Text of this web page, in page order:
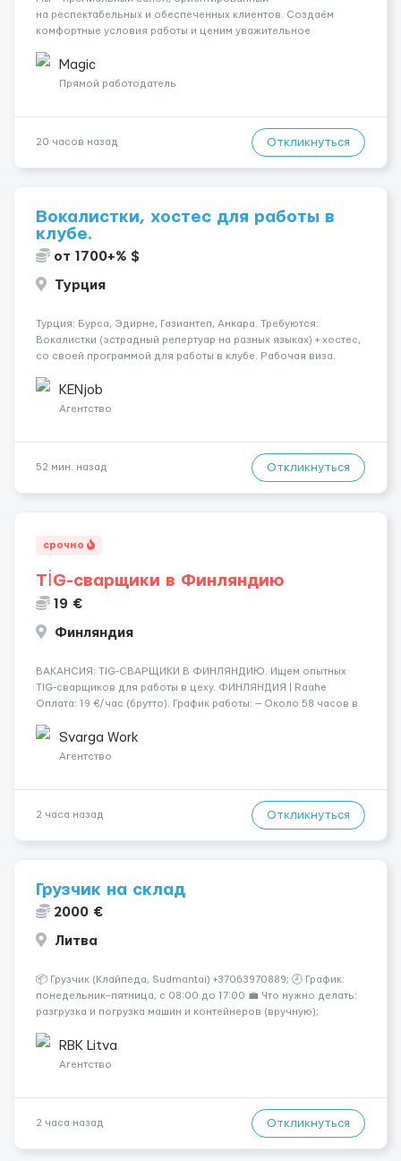
на респектабельных и обеспеченных клиентов. Создаём
комфортные условия работы и ценим уважительное
💎 Высокий доход — от 2000 € в неделю и выше 💎 Честная
сис...
Magic
Прямой работодатель
20 часов назад Откликнуться
Вокалистки, хостес для работы в
клубе.
от 1700+% $
Турция
Турция: Бурса, Эдирне, Газиантеп, Анкара. Требуются:
Вокалистки (эстрадный репертуар на разных языках) + хостеc,
со своей программой для работы в клубе. Рабочая виза.
одного до трех месяцев. Мед. страховка. Высокая зарплат...
KENjob
Агентство
52 мин. назад Откликнуться
срочно
TİG-сварщики в Финляндию
19 €
Финляндия
​​ВАКАНСИЯ: TIG-СВАРЩИКИ В ФИНЛЯНДИЮ. Ищем опытных
TIG-сварщиков для работы в цеху. ФИНЛЯНДИЯ | Raahe
Оплата: 19 €/час (брутто). График работы: — Около 58 часов в
переработки. Дата начала: — Как можно скорее....
Svarga Work
Агентство
2 часа назад Откликнуться
Грузчик на склад
2000 €
Литва
📦 Грузчик (Клайпеда, Sudmantai) +37063970889; 🕗 График:
понедельник–пятница, с 08:00 до 17:00 💼 Что нужно делать:
разгрузка и погрузка машин и контейнеров (вручную);
выполнение других поручений заведующего складом. ✅
Требования: ...
RBK Litva
Агентство
2 часа назад Откликнуться